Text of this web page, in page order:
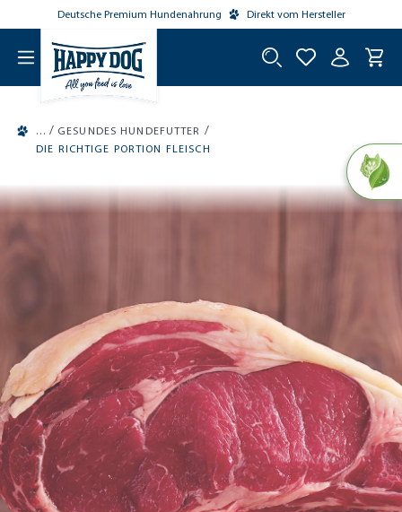
springen
Deutsche Premium Hundenahrung Direkt vom Hersteller
/ GESUNDES HUNDEFUTTER /
DIE RICHTIGE PORTION FLEISCH